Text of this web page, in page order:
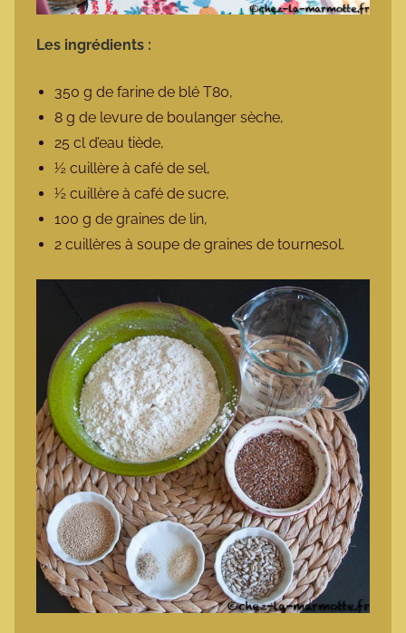
Les ingrédients :
350 g de farine de blé T80,
8 g de levure de boulanger sèche,
25 cl d’eau tiède,
½ cuillère à café de sel,
½ cuillère à café de sucre,
100 g de graines de lin,
2 cuillères à soupe de graines de tournesol.